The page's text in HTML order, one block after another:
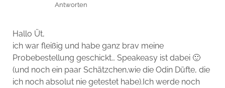
Antworten
Hallo Üt,
ich war fleißig und habe ganz brav meine
Probebestellung geschickt… Speakeasy ist dabei 🙂
(und noch ein paar Schätzchen,wie die Odin Düfte, die
ich noch absolut nie getestet habe).Ich werde noch